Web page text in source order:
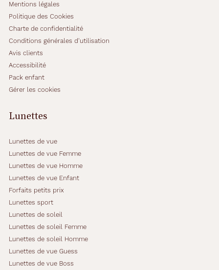
Mentions légales
Politique des Cookies
Charte de confidentialité
Conditions générales d'utilisation
Avis clients
Accessibilité
Pack enfant
Gérer les cookies
Lunettes
Lunettes de vue
Lunettes de vue Femme
Lunettes de vue Homme
Lunettes de vue Enfant
Forfaits petits prix
Lunettes sport
Lunettes de soleil
Lunettes de soleil Femme
Lunettes de soleil Homme
Lunettes de vue Guess
Lunettes de vue Boss